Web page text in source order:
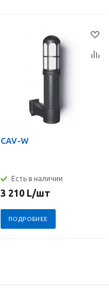
CAV-W
Есть в наличии
3 210 L/шт
ПОДРОБНЕЕ